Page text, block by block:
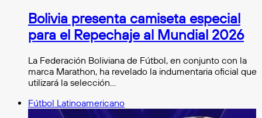
Bolivia presenta camiseta especial
para el Repechaje al Mundial 2026
La Federación Boliviana de Fútbol, en conjunto con la
marca Marathon, ha revelado la indumentaria oficial que
utilizará la selección…
Fútbol Latinoamericano